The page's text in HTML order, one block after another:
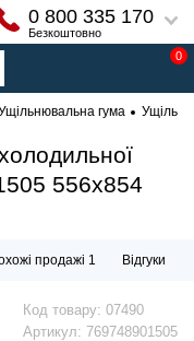
0 800 335 170
Безкоштовно
0
гума
556х854
продажі 1 Відгуки
Код товару: 07490
Артикул: 769748901505